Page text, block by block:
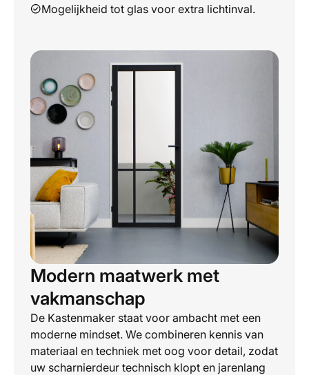
Mogelijkheid tot glas voor extra lichtinval.
Modern maatwerk met
vakmanschap
De Kastenmaker staat voor ambacht met een
moderne mindset. We combineren kennis van
materiaal en techniek met oog voor detail, zodat
uw scharnierdeur technisch klopt en jarenlang